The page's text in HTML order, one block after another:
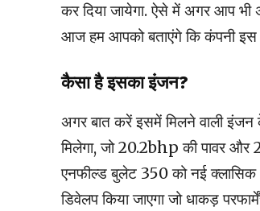
कर दिया जायेगा. ऐसे में अगर आप
आज हम आपको बताएंगे कि कंपनी इस
कैसा है इसका इंजन?
अगर बात करें इसमें मिलने वाली
मिलेगा, जो 20.2bhp की पावर और
एनफील्ड बुलेट 350 को नई क्लासिक
डिवेलप किया जाएगा जो धाकड़